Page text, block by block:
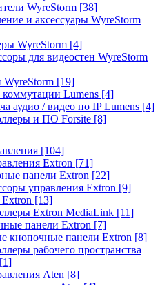
WyreStorm [38]
и аксессуары WyreStorm
WyreStorm [4]
для видеостен WyreStorm
WyreStorm [19]
Lumens [4]
аудио / видео по IP Lumens [4]
и ПО Forsite [8]
[104]
Extron [71]
панели Extron [22]
управления Extron [9]
[13]
Extron MediaLink [11]
панели Extron [7]
кнопочные панели Extron [8]
рабочего пространства
[1]
Aten [8]